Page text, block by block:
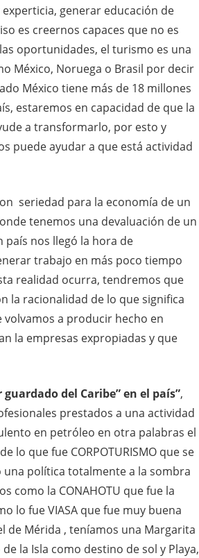
generar educación de
es creernos capaces que no es
oportunidades, el turismo es una
México, Noruega o Brasil por decir
México tiene más de 18 millones
estaremos en capacidad de que la
a transformarlo, por esto y
puede ayudar a que está actividad
seriedad para la economía de un
tenemos una devaluación de un
país nos llegó la hora de
trabajo en más poco tiempo
realidad ocurra, tendremos que
la racionalidad de lo que significa
a producir hecho en
la empresas expropiadas y que
del Caribe” en el país”,
prestados a una actividad
en petróleo en otra palabras el
lo que fue CORPOTURISMO que se
política totalmente a la sombra
como la CONAHOTU que fue la
lo fue VIASA que fue muy buena
de Mérida , teníamos una Margarita
la Isla como destino de sol y Playa,